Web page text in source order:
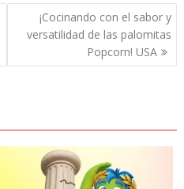
¡Cocinando con el sabor y
versatilidad de las palomitas
Popcorn! USA